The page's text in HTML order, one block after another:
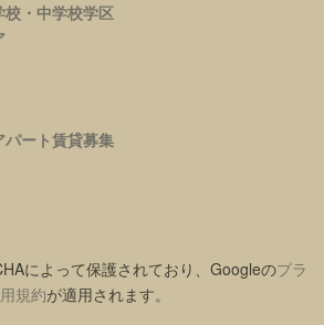
校・中学校学区
ート賃貸募集
によって保護されており、Googleのプラ
規約が適用されます。